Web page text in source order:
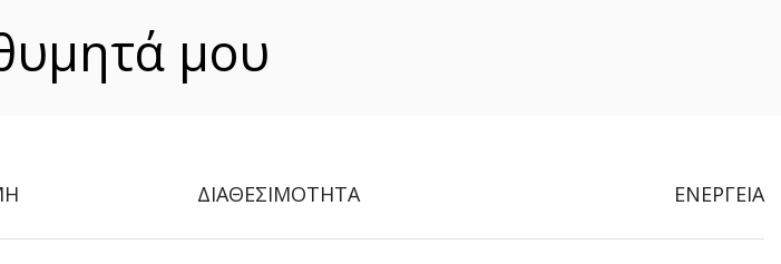
μου
ΔΙΑΘΕΣΙΜΌΤΗΤΑ ΕΝΈΡΓΕΙΑ